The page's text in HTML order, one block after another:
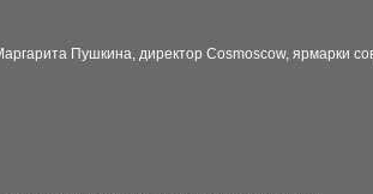
Пушкина, директор Сosmoscow, ярмарки